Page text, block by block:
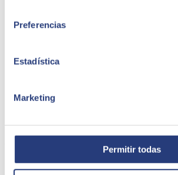
Preferencias
Estadística
Marketing
Permitir todas